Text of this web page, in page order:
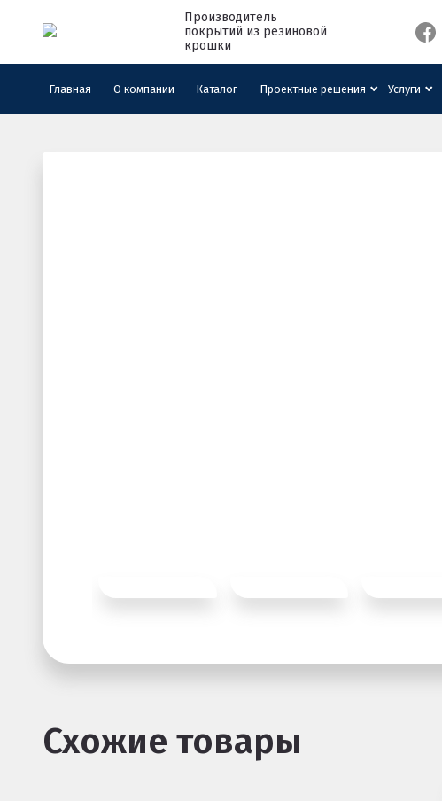
Производитель
покрытий из резиновой
крошки
Главная О компании Каталог Проектные решения Услуги
Материалы и оборудование
Фиолетовая TPV-крошка
Схожие товары